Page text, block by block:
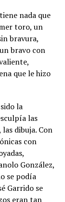
nada que
toro, un
bravura,
bravo con
que le hizo
la
las
dibuja. Con
con
González,
se podía
Garrido se
eran tan